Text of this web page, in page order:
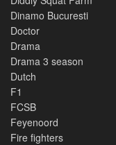
Dinamo Bucuresti
Doctor
Drama
Drama 3 season
Dutch
F1
FCSB
Feyenoord
Fire fighters